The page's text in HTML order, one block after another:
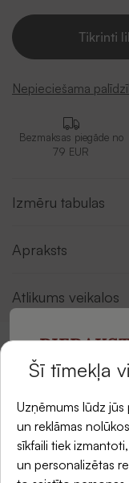
Tikrinti
Nepieciešama
Bezmaksas piegāde no
79 EUR
Izmēru tabulas
Apraksts
Atlikums veikalos
E-pasts
Šī tīmekļa
Uzņēmums lūdz
un reklāmas
sīkfaili tiek
un personalizētas